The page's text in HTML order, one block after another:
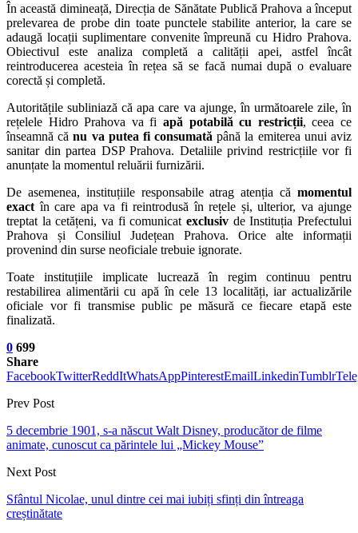
În această dimineață, Direcția de Sănătate Publică Prahova a început
prelevarea de probe din toate punctele stabilite anterior, la care se
adaugă locații suplimentare convenite împreună cu Hidro Prahova.
Obiectivul este analiza completă a calității apei, astfel încât
reintroducerea acesteia în rețea să se facă numai după o evaluare
corectă și completă.
Autoritățile subliniază că apa care va ajunge, în următoarele zile, în
rețelele Hidro Prahova va fi apă potabilă cu restricții, ceea ce
înseamnă cănu va putea fi consumată până la emiterea unui aviz
sanitar din partea DSP Prahova. Detaliile privind restricțiile vor fi
anunțate la momentul reluării furnizării.
De asemenea, instituțiile responsabile atrag atenția că momentul
exact în care apa va fi reintrodusă în rețele și, ulterior, va ajunge
treptat la cetățeni, va fi comunicat exclusiv de Instituția Prefectului
Prahova și Consiliul Județean Prahova. Orice alte informații
provenind din surse neoficiale trebuie ignorate.
Toate instituțiile implicate lucrează în regim continuu pentru
restabilirea alimentării cu apă în cele 13 localități, iar actualizările
oficiale vor fi transmise public pe măsură ce fiecare etapă este
finalizată.
0 699
Share
FacebookTwitterReddItWhatsAppPinterestEmailLinkedinTumblr
Prev Post
5 decembrie 1901, s-a născut Walt Disney, producător de filme
animate, cunoscut ca părintele lui „Mickey Mouse”
Next Post
Sfântul Nicolae, unul dintre cei mai iubiți sfinți din întreaga
creștinătate